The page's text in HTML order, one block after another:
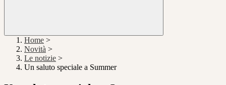
Home >
Novità >
Le notizie >
Un saluto speciale a Summer